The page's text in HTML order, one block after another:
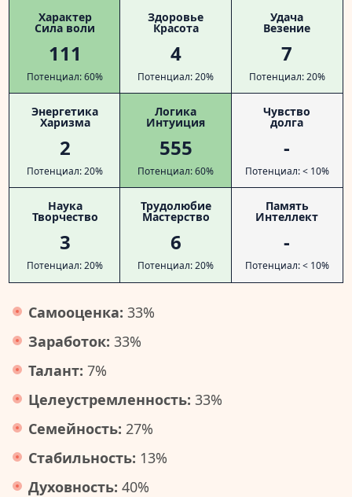
Характер
Сила воли
111
Потенциал: 60%
Здоровье
Красота
4
Потенциал: 20%
Удача
Везение
7
Потенциал: 20%
Энергетика
Харизма
2
Потенциал: 20%
Логика
Интуиция
555
Потенциал: 60%
Чувство
долга
-
Потенциал: < 10%
Наука
Творчество
3
Потенциал: 20%
Трудолюбие
Мастерство
6
Потенциал: 20%
Память
Интеллект
-
Потенциал: < 10%
Самооценка: 33%
Заработок: 33%
Талант: 7%
Целеустремленность: 33%
Семейность: 27%
Стабильность: 13%
Духовность: 40%